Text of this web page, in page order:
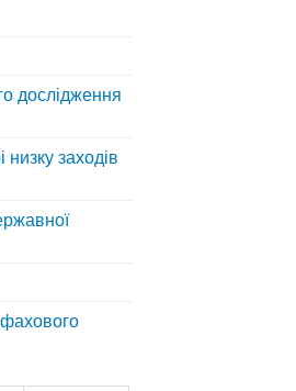
дослідження
заходів